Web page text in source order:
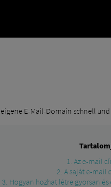
E-Mail-Domain schnell
1. Az e-mail
2. A saját e-
3. Hogyan hozhat létre gyorsan